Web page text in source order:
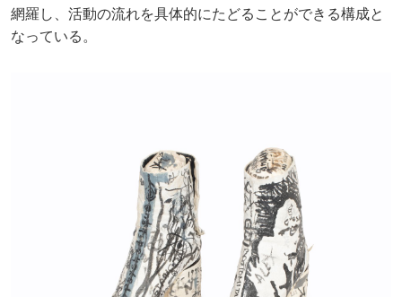
網羅し、活動の流れを具体的にたどることができる構成と
なっている。